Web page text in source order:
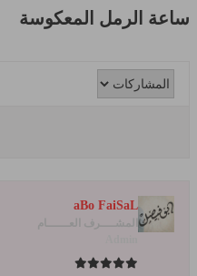
ساعة الرمل المعكوسة
aBo FaiSaL
المشــــرف العــــــام